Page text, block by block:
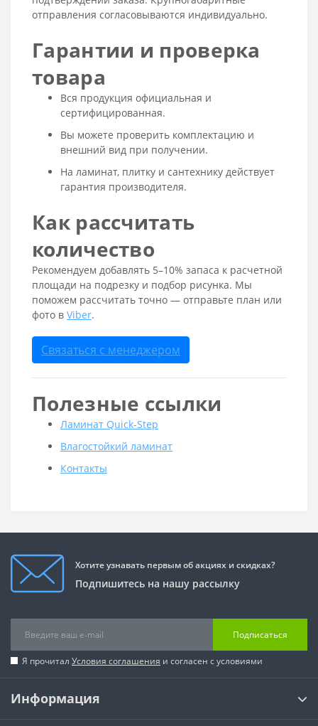
отправления согласовываются индивидуально.
Гарантии и проверка
товара
Вся продукция официальная и
сертифицированная.
Вы можете проверить комплектацию и
внешний вид при получении.
На ламинат, плитку и сантехнику действует
гарантия производителя.
Как рассчитать
количество
Рекомендуем добавлять 5–10% запаса к расчетной
площади на подрезку и подбор рисунка. Мы
поможем рассчитать точно — отправьте план или
фото в Viber.
Связаться с менеджером
Полезные ссылки
Ламинат Quick-Step
Влагостойкий ламинат
Контакты
Хотите узнавать первым об акциях и скидках?
Подпишитесь на нашу рассылку
Подписаться
Я прочитал Условия соглашения и согласен с условиями
Информация